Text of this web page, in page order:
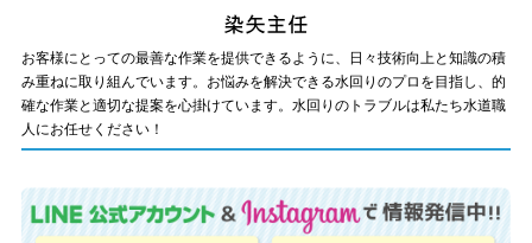
お客様にとっての最善な作業を提供できるように、日々技術向上と知識の積
み重ねに取り組んでいます。お悩みを解決できる水回りのプロを目指し、的
確な作業と適切な提案を心掛けています。水回りのトラブルは私たち水道職
人にお任せください！